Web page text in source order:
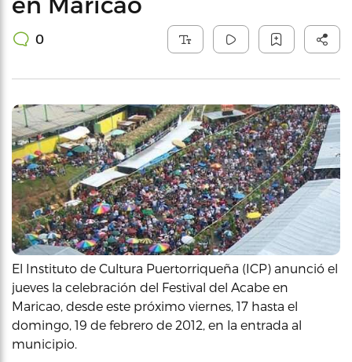
0
El Instituto de Cultura Puertorriqueña (ICP) anunció el
jueves la celebración del Festival del Acabe en
Maricao, desde este próximo viernes, 17 hasta el
domingo, 19 de febrero de 2012, en la entrada al
municipio.